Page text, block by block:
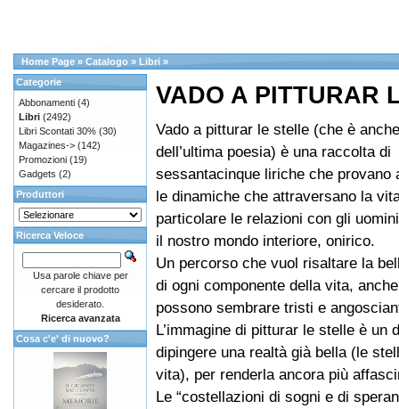
Home Page » Catalogo » Libri »
VADO A PITTURAR
Vado a pitturar le stelle (che è
dell’ultima poesia) è una raccolta di
sessantacinque liriche che provano
le dinamiche che attraversano la
particolare le relazioni con gli
il nostro mondo interiore, onirico.
Un percorso che vuol risaltare la
di ogni componente della vita,
possono sembrare tristi e
L’immagine di pitturar le stelle è un
dipingere una realtà già bella (le
vita), per renderla ancora più
Le “costellazioni di sogni e di
Categorie
Abbonamenti (4)
Libri (2492)
Libri Scontati 30% (30)
Magazines-> (142)
Promozioni (19)
Gadgets (2)
Produttori
Ricerca Veloce
Usa parole chiave per
cercare il prodotto
desiderato.
Ricerca avanzata
Cosa c'e' di nuovo?